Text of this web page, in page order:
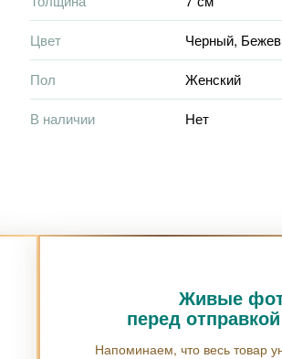
Цвет Черный,
Пол Женский
В наличии Нет
Живые
перед
Напоминаем, что весь товар